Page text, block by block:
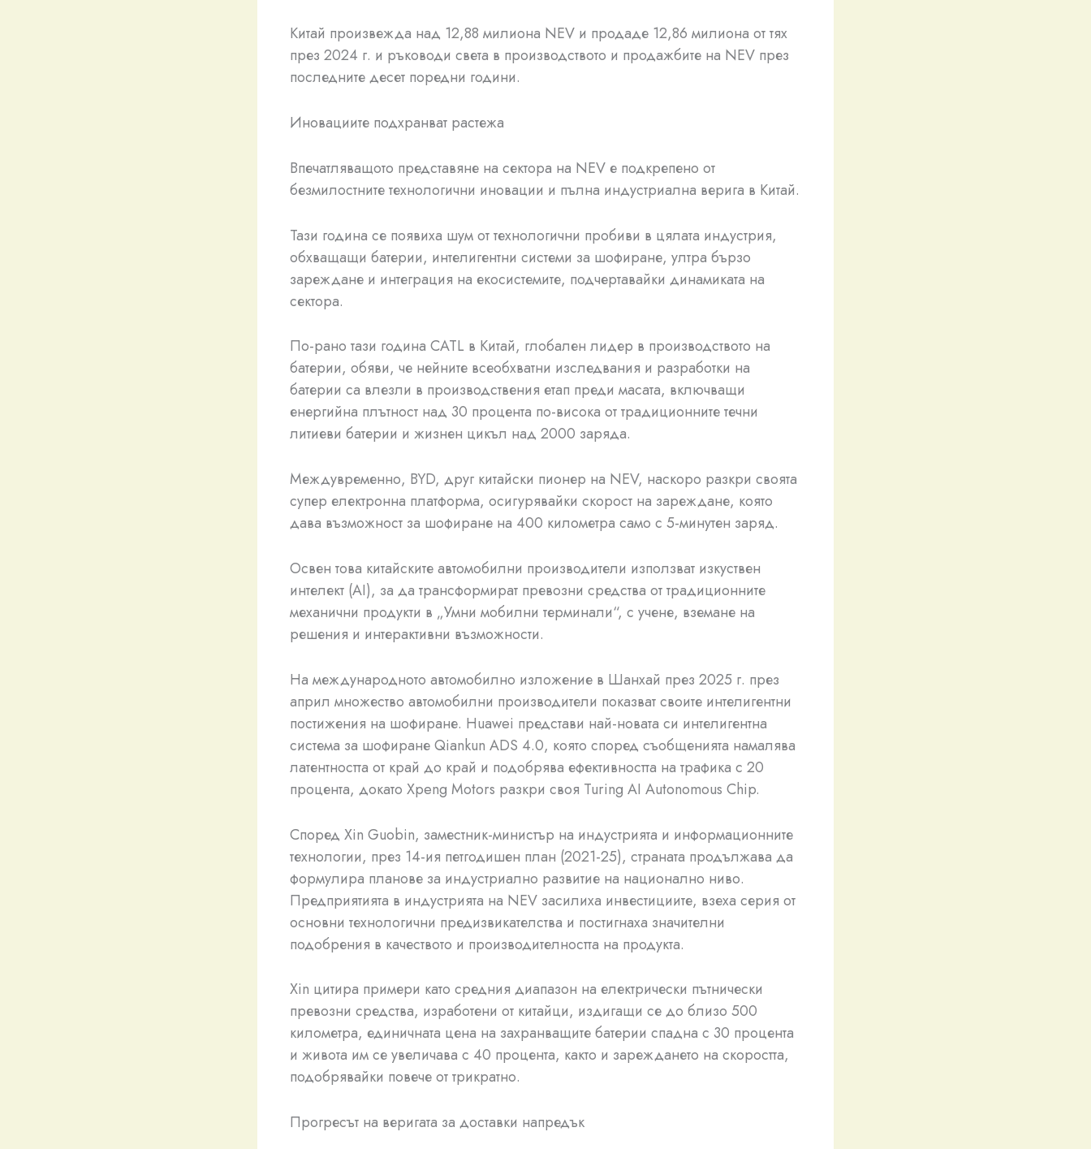
Китай произвежда над 12,88 милиона NEV и продаде 12,86 милиона от тях
през 2024 г. и ръководи света в производството и продажбите на NEV през
последните десет поредни години.
Иновациите подхранват растежа
Впечатляващото представяне на сектора на NEV е подкрепено от
безмилостните технологични иновации и пълна индустриална верига в Китай.
Тази година се появиха шум от технологични пробиви в цялата индустрия,
обхващащи батерии, интелигентни системи за шофиране, ултра бързо
зареждане и интеграция на екосистемите, подчертавайки динамиката на
сектора.
По-рано тази година CATL в Китай, глобален лидер в производството на
батерии, обяви, че нейните всеобхватни изследвания и разработки на
батерии са влезли в производствения етап преди масата, включващи
енергийна плътност над 30 процента по-висока от традиционните течни
литиеви батерии и жизнен цикъл над 2000 заряда.
Междувременно, BYD, друг китайски пионер на NEV, наскоро разкри своята
супер електронна платформа, осигурявайки скорост на зареждане, която
дава възможност за шофиране на 400 километра само с 5-минутен заряд.
Освен това китайските автомобилни производители използват изкуствен
интелект (AI), за да трансформират превозни средства от традиционните
механични продукти в „Умни мобилни терминали“, с учене, вземане на
решения и интерактивни възможности.
На международното автомобилно изложение в Шанхай през 2025 г. през
април множество автомобилни производители показват своите интелигентни
постижения на шофиране. Huawei представи най-новата си интелигентна
система за шофиране Qiankun ADS 4.0, която според съобщенията намалява
латентността от край до край и подобрява ефективността на трафика с 20
процента, докато Xpeng Motors разкри своя Turing AI Autonomous Chip.
Според Xin Guobin, заместник-министър на индустрията и информационните
технологии, през 14-ия петгодишен план (2021-25), страната продължава да
формулира планове за индустриално развитие на национално ниво.
Предприятията в индустрията на NEV засилиха инвестициите, взеха серия от
основни технологични предизвикателства и постигнаха значителни
подобрения в качеството и производителността на продукта.
Xin цитира примери като средния диапазон на електрически пътнически
превозни средства, изработени от китайци, издигащи се до близо 500
километра, единичната цена на захранващите батерии спадна с 30 процента
и живота им се увеличава с 40 процента, както и зареждането на скоростта,
подобрявайки повече от трикратно.
Прогресът на веригата за доставки напредък